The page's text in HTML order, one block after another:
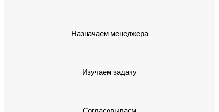
Назначаем менеджера
Изучаем задачу